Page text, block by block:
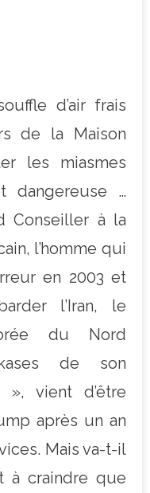
d’air frais
de la Maison
les miasmes
dangereuse …
Conseiller à la
l’homme qui
en 2003 et
l’Iran, le
du Nord
de son
», vient d’être
après un an
Mais va-t-il
à craindre que